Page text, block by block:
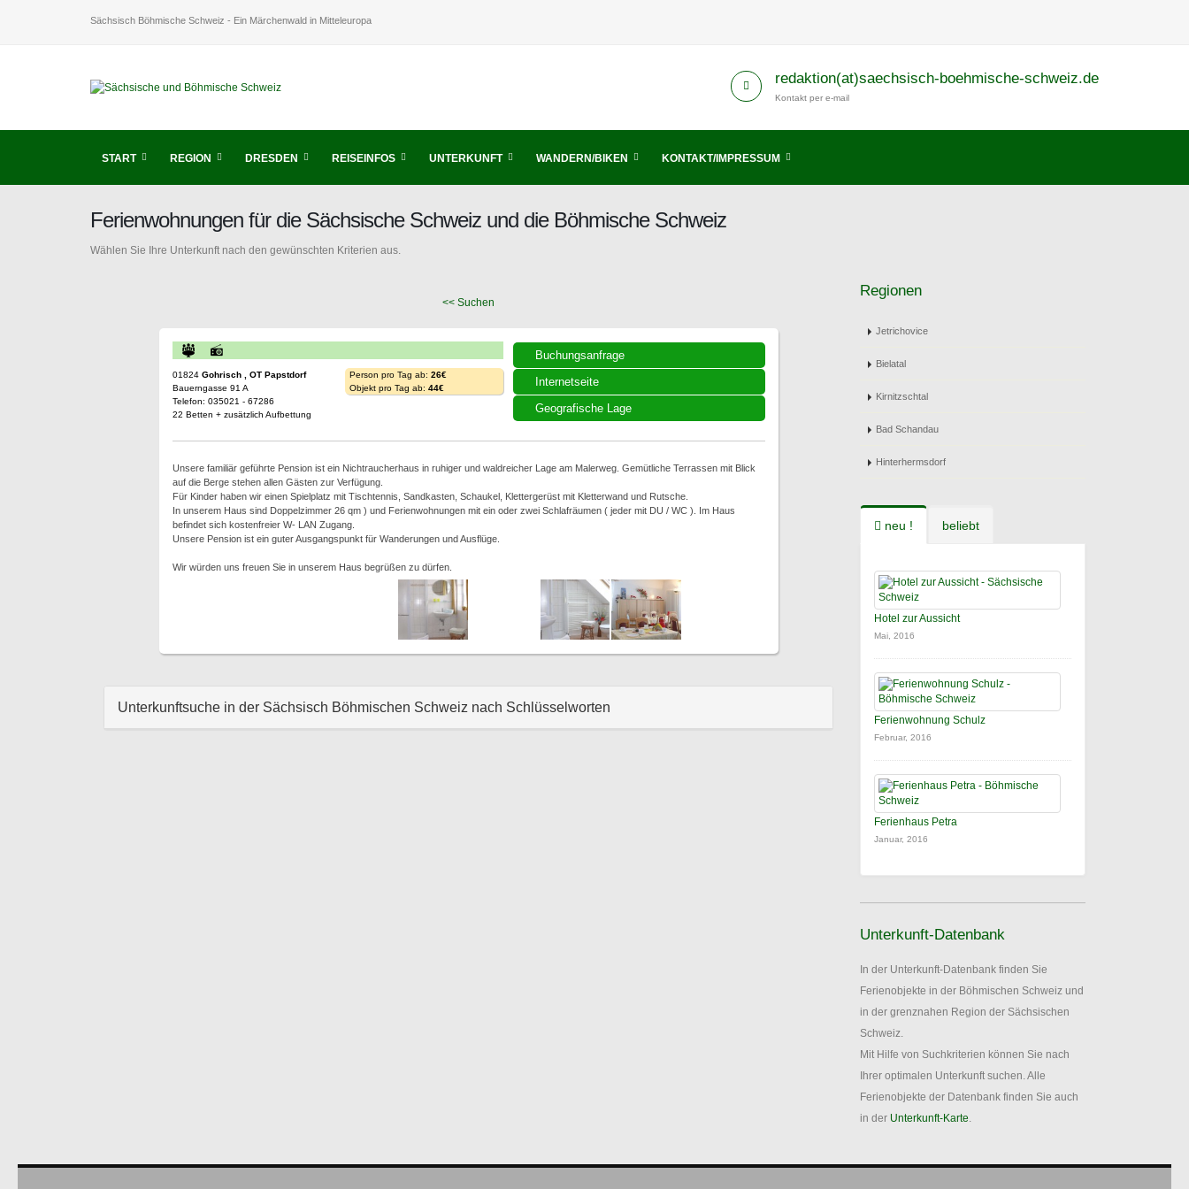
Sächsisch Böhmische Schweiz - Ein Märchenwald in Mitteleuropa
redaktion(at)saechsisch-boehmische-schweiz.de
Kontakt per e-mail
START REGION DRESDEN REISEINFOS UNTERKUNFT WANDERN/BIKEN KONTAKT/IMPRESSUM
Ferienwohnungen für die Sächsische Schweiz und die Böhmische Schweiz
Wählen Sie Ihre Unterkunft nach den gewünschten Kriterien aus.
<< Suchen
Buchungsanfrage
Internetseite
Geografische Lage
01824 Gohrisch , OT Papstdorf
Bauerngasse 91 A
Telefon: 035021 - 67286
22 Betten + zusätzlich Aufbettung
Person pro Tag ab: 26€
Objekt pro Tag ab: 44€
Unsere familiär geführte Pension ist ein Nichtraucherhaus in ruhiger und waldreicher Lage am Malerweg. Gemütliche Terrassen mit Blick
auf die Berge stehen allen Gästen zur Verfügung.
Für Kinder haben wir einen Spielplatz mit Tischtennis, Sandkasten, Schaukel, Klettergerüst mit Kletterwand und Rutsche.
In unserem Haus sind Doppelzimmer 26 qm ) und Ferienwohnungen mit ein oder zwei Schlafräumen ( jeder mit DU / WC ). Im Haus
befindet sich kostenfreier W- LAN Zugang.
Unsere Pension ist ein guter Ausgangspunkt für Wanderungen und Ausflüge.
Wir würden uns freuen Sie in unserem Haus begrüßen zu dürfen.
Unterkunftsuche in der Sächsisch Böhmischen Schweiz nach Schlüsselworten
Regionen
Jetrichovice
Bielatal
Kirnitzschtal
Bad Schandau
Hinterhermsdorf
neu ! beliebt
Hotel zur Aussicht
Mai, 2016
Ferienwohnung Schulz
Februar, 2016
Ferienhaus Petra
Januar, 2016
Unterkunft-Datenbank
In der Unterkunft-Datenbank finden Sie
Ferienobjekte in der Böhmischen Schweiz und
in der grenznahen Region der Sächsischen
Schweiz.
Mit Hilfe von Suchkriterien können Sie nach
Ihrer optimalen Unterkunft suchen. Alle
Ferienobjekte der Datenbank finden Sie auch
in der Unterkunft-Karte.